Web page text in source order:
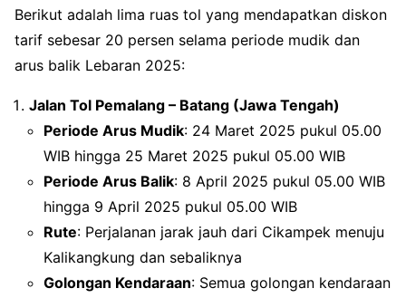
Berikut adalah lima ruas tol yang mendapatkan diskon
tarif sebesar 20 persen selama periode mudik dan
arus balik Lebaran 2025:
Jalan Tol Pemalang – Batang (Jawa Tengah)
Periode Arus Mudik: 24 Maret 2025 pukul 05.00
WIB hingga 25 Maret 2025 pukul 05.00 WIB
Periode Arus Balik: 8 April 2025 pukul 05.00 WIB
hingga 9 April 2025 pukul 05.00 WIB
Rute: Perjalanan jarak jauh dari Cikampek menuju
Kalikangkung dan sebaliknya
Golongan Kendaraan: Semua golongan kendaraan